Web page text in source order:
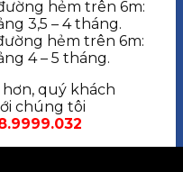
hẻm trên 6m:
3,5 – 4 tháng.
hẻm trên 6m:
4 – 5 tháng.
quý khách
chúng tôi